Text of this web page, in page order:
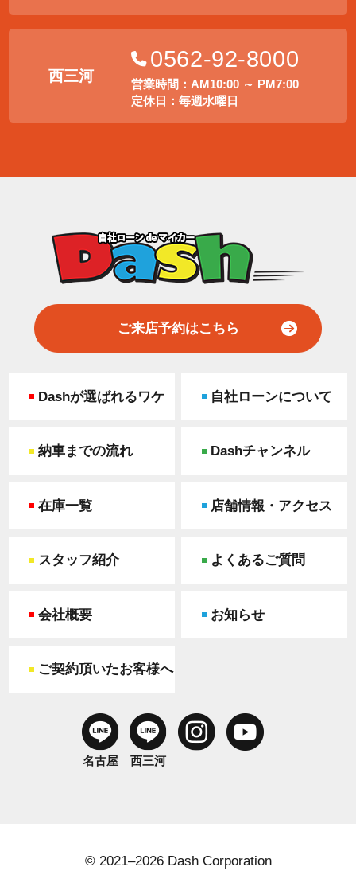
西三河
0562-92-8000
営業時間：AM10:00 ～ PM7:00
定休日：毎週水曜日
ご来店予約はこちら
Dashが選ばれるワケ 自社ローンについて
納車までの流れ Dashチャンネル
在庫一覧 店舗情報・アクセス
スタッフ紹介 よくあるご質問
会社概要 お知らせ
ご契約頂いたお客様へ
名古屋 西三河
© 2021–2026 Dash Corporation